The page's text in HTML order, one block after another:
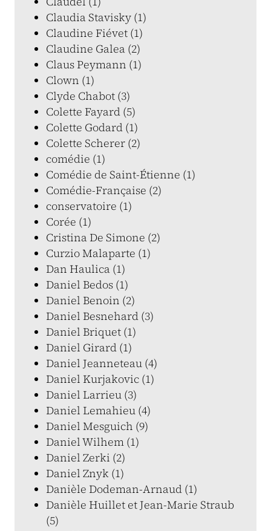
Claudia Stavisky (1)
Claudine Fiévet (1)
Claudine Galea (2)
Claus Peymann (1)
Clown (1)
Clyde Chabot (3)
Colette Fayard (5)
Colette Godard (1)
Colette Scherer (2)
comédie (1)
Comédie de Saint-Étienne (1)
Comédie-Française (2)
conservatoire (1)
Corée (1)
Cristina De Simone (2)
Curzio Malaparte (1)
Dan Haulica (1)
Daniel Bedos (1)
Daniel Benoin (2)
Daniel Besnehard (3)
Daniel Briquet (1)
Daniel Girard (1)
Daniel Jeanneteau (4)
Daniel Kurjakovic (1)
Daniel Larrieu (3)
Daniel Lemahieu (4)
Daniel Mesguich (9)
Daniel Wilhem (1)
Daniel Zerki (2)
Daniel Znyk (1)
Danièle Dodeman-Arnaud (1)
Danièle Huillet et Jean-Marie Straub
(5)